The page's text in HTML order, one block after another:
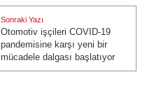
Sonraki Yazı
Sonraki Yazı:
Otomotiv işçileri COVID-19
pandemisine karşı yeni bir
mücadele dalgası başlatıyor